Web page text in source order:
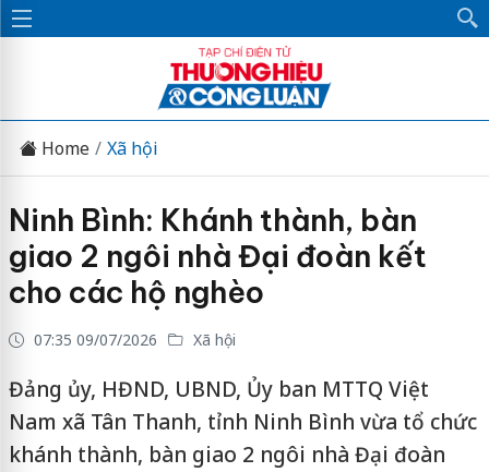
Home Xã hội
Ninh Bình: Khánh thành, bàn
giao 2 ngôi nhà Đại đoàn kết
cho các hộ nghèo
07:35 09/07/2026 Xã hội
Đảng ủy, HĐND, UBND, Ủy ban MTTQ Việt
Nam xã Tân Thanh, tỉnh Ninh Bình vừa tổ chức
khánh thành, bàn giao 2 ngôi nhà Đại đoàn